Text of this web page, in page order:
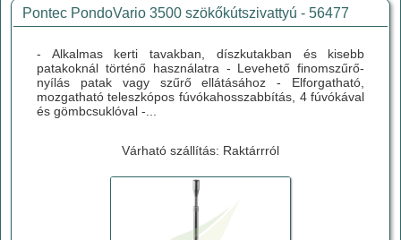
Pontec PondoVario 3500 szökőkútszivattyú - 56477
- Alkalmas kerti tavakban, díszkutakban és kisebb
patakoknál történő használatra - Levehető finomszűrő-
nyílás patak vagy szűrő ellátásához - Elforgatható,
mozgatható teleszkópos fúvókahosszabbítás, 4 fúvókával
és gömbcsuklóval -...
Várható szállítás: Raktárrról